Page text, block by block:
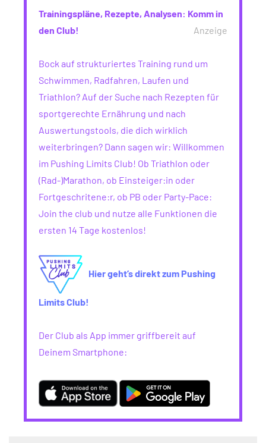
Trainingspläne, Rezepte, Analysen: Komm in
den Club!
Anzeige
Bock auf strukturiertes Training rund um
Schwimmen, Radfahren, Laufen und
Triathlon? Auf der Suche nach Rezepten für
sportgerechte Ernährung und nach
Auswertungstools, die dich wirklich
weiterbringen? Dann sagen wir: Willkommen
im Pushing Limits Club! Ob Triathlon oder
(Rad-)Marathon, ob Einsteiger:in oder
Fortgeschritene:r, ob PB oder Party-Pace:
Join the club und nutze alle Funktionen die
ersten 14 Tage kostenlos!
Hier geht’s direkt zum Pushing
Limits Club!
Der Club als App immer griffbereit auf
Deinem Smartphone: